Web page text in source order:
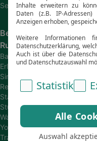
Segelkreuzfahrten
Beliebte
Rundreisen
Bahn-
Erlebnisreisen
Single
Reisen
Städtetrips
Studienreisen
Wanderreisen
Young
Travel